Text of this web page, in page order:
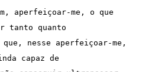
aperfeiçoar-me, o que
tanto quanto
nesse aperfeiçoar-me,
capaz de